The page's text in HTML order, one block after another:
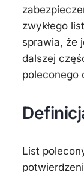
zwykłego
sprawia, że
dalszej
poleconego
List